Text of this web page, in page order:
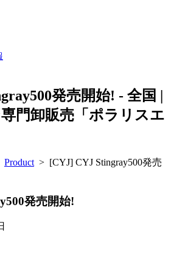
発売開始! - 全国 |
門卸販売「ポラリスエ
Product > [CYJ] CYJ Stingray500発売
発売開始!